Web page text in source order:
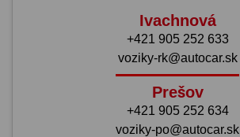
Ivachnová
+421 905 252 633
voziky-rk@autocar.sk
Prešov
+421 905 252 634
voziky-po@autocar.sk